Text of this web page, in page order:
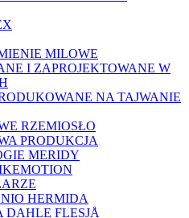
MILOWE
I ZAPROJEKTOWANE W
NA TAJWANIE
RZEMIOSŁO
PRODUKCJA
MERIDY
HERMIDA
DAHLE FLESJÅ